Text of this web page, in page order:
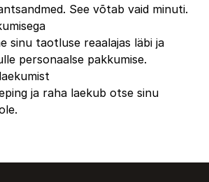
See võtab vaid minuti.
sinu taotluse reaalajas läbi ja
personaalse pakkumise.
ja raha laekub otse sinu